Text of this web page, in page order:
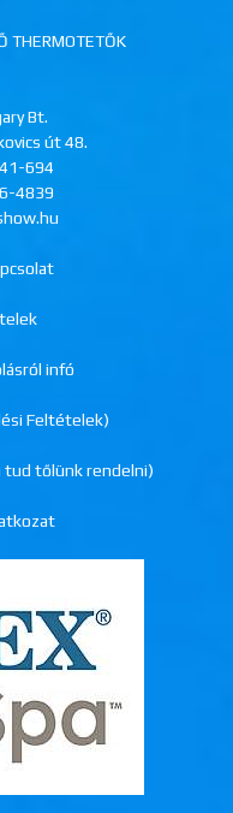
THERMOTETŐK
Bt.
út 48.
694
4839
infó
Feltételek)
tud tőlünk rendelni)